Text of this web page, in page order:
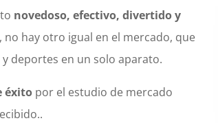
novedoso, efectivo, divertido y
, no hay otro igual en el mercado, que
deportes en un solo aparato.
éxito por el estudio de mercado